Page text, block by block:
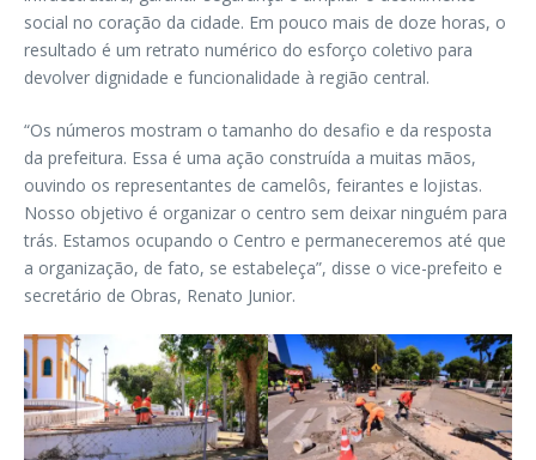
social no coração da cidade. Em pouco mais de doze horas, o
resultado é um retrato numérico do esforço coletivo para
devolver dignidade e funcionalidade à região central.
“Os números mostram o tamanho do desafio e da resposta
da prefeitura. Essa é uma ação construída a muitas mãos,
ouvindo os representantes de camelôs, feirantes e lojistas.
Nosso objetivo é organizar o centro sem deixar ninguém para
trás. Estamos ocupando o Centro e permaneceremos até que
a organização, de fato, se estabeleça”, disse o vice-prefeito e
secretário de Obras, Renato Junior.